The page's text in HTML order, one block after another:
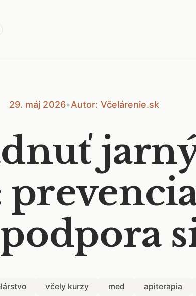
29. máj 2026•Autor: Včelárenie.sk
včely kurzy med apiterapia